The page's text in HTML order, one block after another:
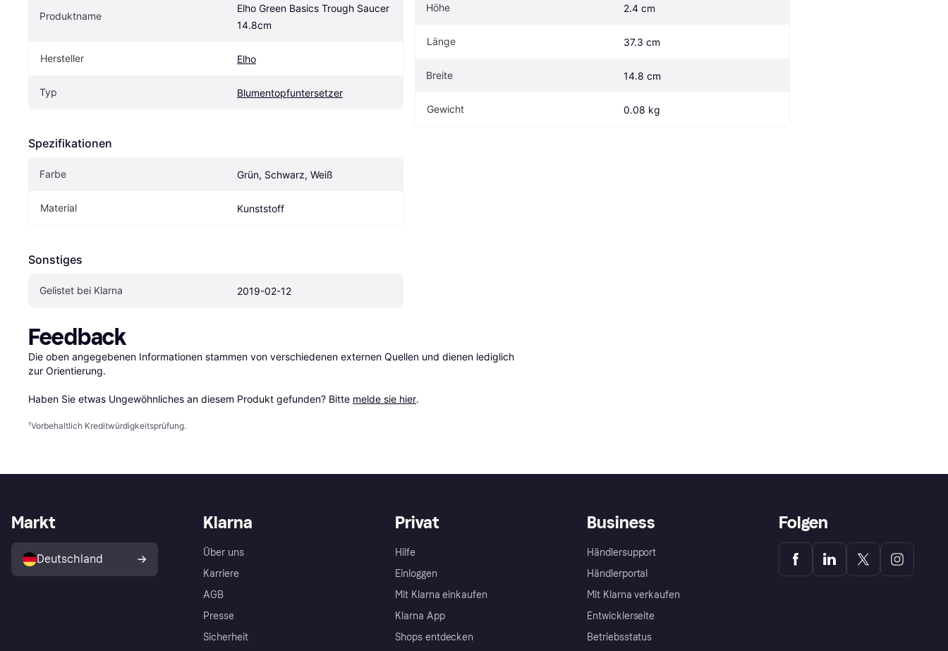
Produktname
Elho Green Basics Trough Saucer
14.8cm
Hersteller Elho
Typ Blumentopfuntersetzer
Spezifikationen
Farbe Grün, Schwarz, Weiß
Material Kunststoff
Sonstiges
Gelistet bei Klarna 2019-02-12
Höhe 2.4 cm
Länge 37.3 cm
Breite 14.8 cm
Gewicht 0.08 kg
Feedback
Die oben angegebenen Informationen stammen von verschiedenen externen Quellen und dienen lediglich
zur Orientierung.
Haben Sie etwas Ungewöhnliches an diesem Produkt gefunden? Bitte melde sie hier.
¹Vorbehaltlich Kreditwürdigkeitsprüfung.
Klarna
Über uns
Karriere
AGB
Presse
Sicherheit
Privat
Hilfe
Einloggen
Mit Klarna einkaufen
Klarna App
Shops entdecken
Business
Händlersupport
Händlerportal
Mit Klarna verkaufen
Entwicklerseite
Betriebsstatus
Markt
Deutschland
Folgen